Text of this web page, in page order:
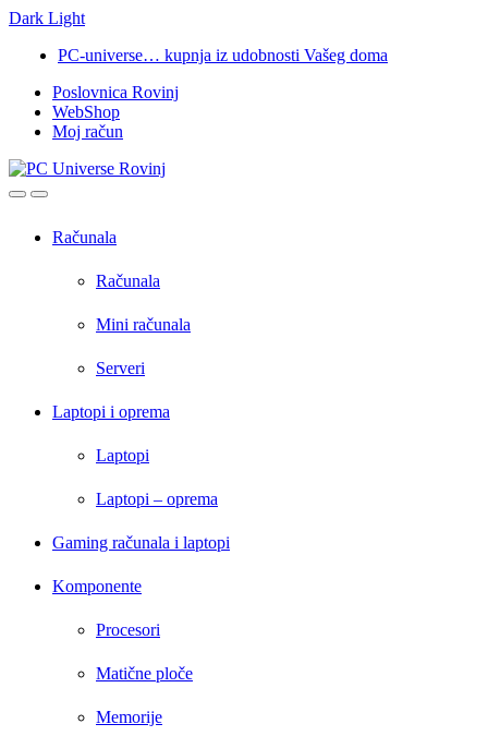
Dark Light
navigation
content
PC-universe… kupnja iz udobnosti Vašeg doma
Poslovnica Rovinj
WebShop
Moj račun
OpenClose
Računala
Računala
Mini računala
Serveri
Laptopi i oprema
Laptopi
Laptopi – oprema
Gaming računala i laptopi
Komponente
Procesori
Matične ploče
Memorije